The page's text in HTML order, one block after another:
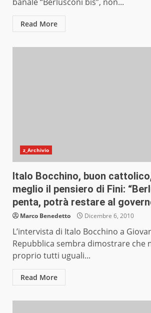
Read More
z_Archivio
Italo Bocchino, buon
meglio il pensiero di Fini:
penta, potrà restare al
Marco Benedetto Dicembre 6, 2010
L’intervista di Italo Bocchino a
Repubblica sembra dimostrare che
proprio tutti uguali...
Read More